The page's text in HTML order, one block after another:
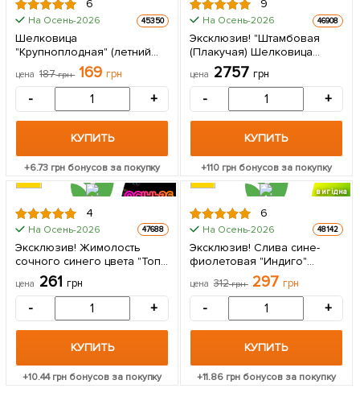
6
На Осень-2026 45350
Шелковица
"Крупноплодная" (летний
сорт, средний срок
созревания) 1 саженец в
цена 187грн 169 грн
- +
КУПИТЬ
+6.73грн бонусов за покупку
9
На Осень-2026 46908
Эксклюзив! "Штамбовая
(Плакучая) Шелковица
(возраст от 2-х лет, высота
150-190см) 1 саженец в
цена 2757 грн
- +
КУПИТЬ
+110грн бонусов за покупку
4
На Осень-2026 47688
Эксклюзив! Жимолость
сочного синего цвета "Топ"
(Top) (премиальный,
высокоурожайный,
зимостойкий сорт) 1
саженец в упаковке
цена 261грн
- +
КУПИТЬ
+10.44грн бонусов за покупку
вигідна
знижка
6
На Осень-2026 48142
Эксклюзив! Слива сине-
фиолетовая "Индиго"
(Indigo) (премиальный
самоопыляемый сорт, на
упаковке
цена 312грн 297 грн
- +
КУПИТЬ
+11.86 грн бонусов за покупку